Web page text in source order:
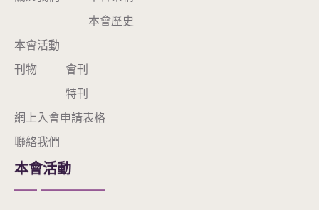
本會歷史
本會活動
刊物
會刊
特刊
網上入會申請表格
聯絡我們
本會活動